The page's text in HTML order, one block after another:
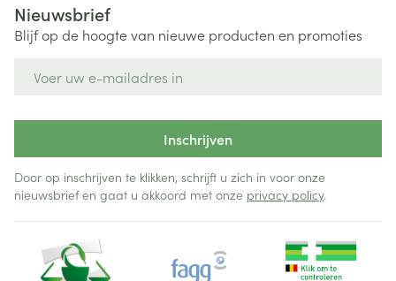
Nieuwsbrief
Blijf op de hoogte van nieuwe producten en promoties
Inschrijven
Door op inschrijven te klikken, schrijft u zich in voor onze
nieuwsbrief en gaat u akkoord met onze privacy policy.